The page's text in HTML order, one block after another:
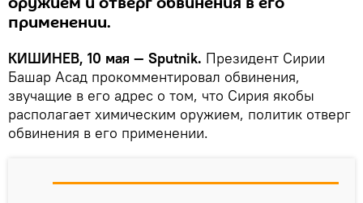
применении.
КИШИНЕВ, 10 мая — Sputnik. Президент Сирии
Башар Асад прокомментировал обвинения,
звучащие в его адрес о том, что Сирия якобы
располагает химическим оружием, политик отверг
обвинения в его применении.